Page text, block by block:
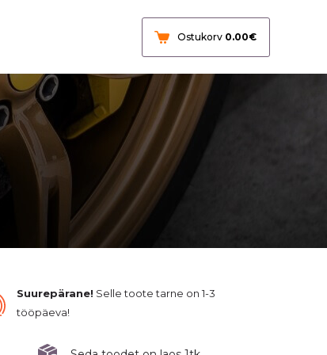
Ostukorv 0.00€
Suurepärane! Selle toote tarne on 1-3
tööpäeva!